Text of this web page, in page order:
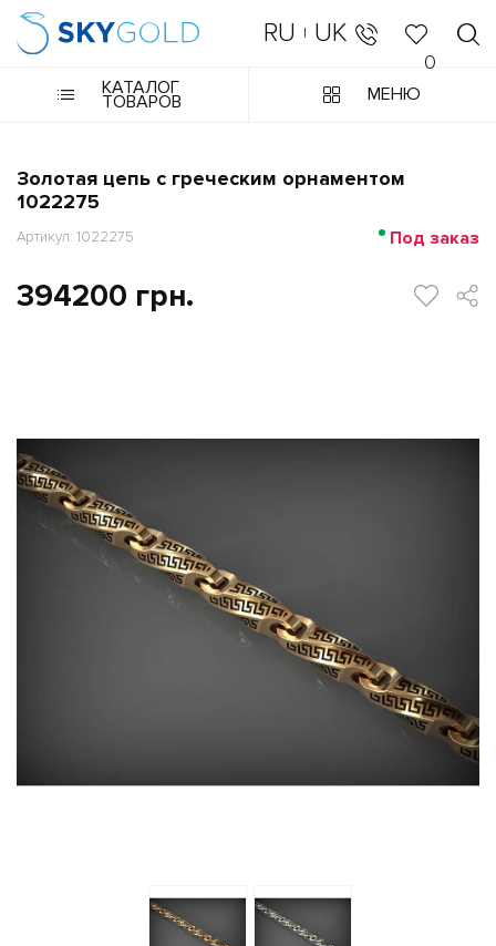
RU | UK
0
КАТАЛОГ
ТОВАРОВ МЕНЮ
Золотая цепь с греческим орнаментом
1022275
Артикул: 1022275 Под заказ
394200 грн.